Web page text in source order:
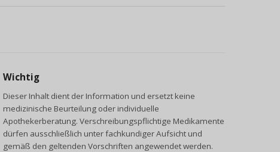
Wichtig
Dieser Inhalt dient der Information und ersetzt keine
medizinische Beurteilung oder individuelle
Apothekerberatung. Verschreibungspflichtige Medikamente
dürfen ausschließlich unter fachkundiger Aufsicht und
gemäß den geltenden Vorschriften angewendet werden.